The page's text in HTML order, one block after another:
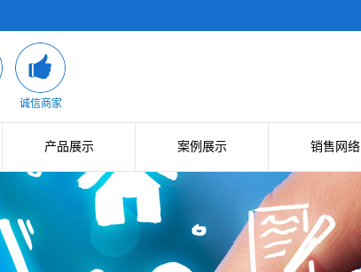
诚信商家
产品展示
乌鲁木齐展示成品
乌鲁木齐金属制品
乌鲁木齐铁件加工
案例展示
业绩展示
销售网络